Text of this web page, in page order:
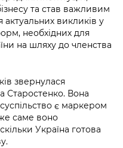
Цифровий
стану
стану
та став важливим
викликів у
необхідних для
на шляху до членства
звернулася
Старостенко. Вона
є маркером
саме воно
Україна готова